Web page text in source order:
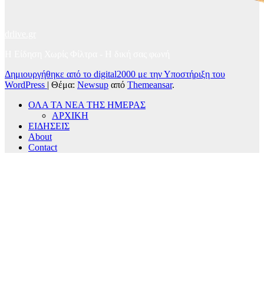
Δημιουργήθηκε από το digital2000 με την Υποστήριξη του
WordPress | Θέμα: Newsup από Themeansar.
ΟΛΑ ΤΑ ΝΕΑ ΤΗΣ ΗΜΕΡΑΣ
ΑΡΧΙΚΗ
ΕΙΔΗΣΕΙΣ
About
Contact